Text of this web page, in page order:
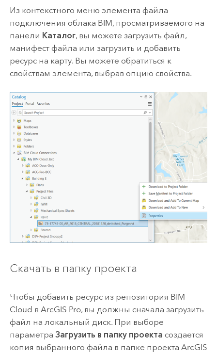
Из контекстного меню элемента файла
подключения облака BIM, просматриваемого на
панели Каталог, вы можете загрузить файл,
манифест файла или загрузить и добавить
ресурс на карту. Вы можете обратиться к
свойствам элемента, выбрав опцию свойства.
Скачать в папку проекта
Чтобы добавить ресурс из репозитория BIM
Cloud в ArcGIS Pro, вы должны сначала загрузить
файл на локальный диск. При выборе
параметра Загрузить в папку проекта создается
копия выбранного файла в папке проекта ArcGIS